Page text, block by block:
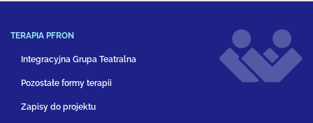
TERAPIA PFRON
Integracyjna Grupa Teatralna
Pozostałe formy terapii
Zapisy do projektu